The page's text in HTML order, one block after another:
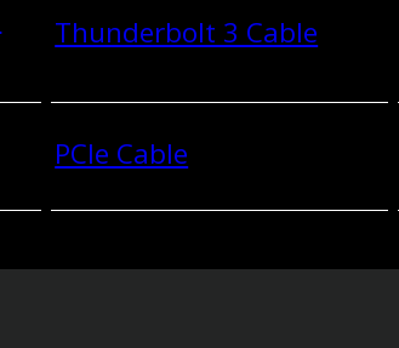
Thunderbolt 3 Cable
PCIe Cable